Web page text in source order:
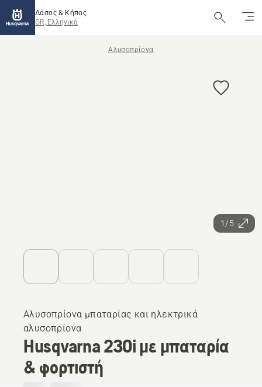
Δάσος & Κήπος
GR, Ελληνικά
Αλυσοπρίονα
1/5
Αλυσοπρίονα μπαταρίας και ηλεκτρικά
αλυσοπρίονα
Husqvarna 230i με μπαταρία
& φορτιστή